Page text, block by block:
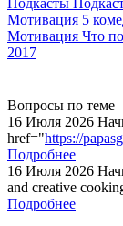
replica
showcases
substantial
swiss
replica
bvlgari
watches
+maserati
online
Подкасты
Мотивация 5
Мотивация Что
2017
Вопросы по теме
16 Июля 2026
href="https://
Подробнее
16 Июля 2026
and creative
Подробнее